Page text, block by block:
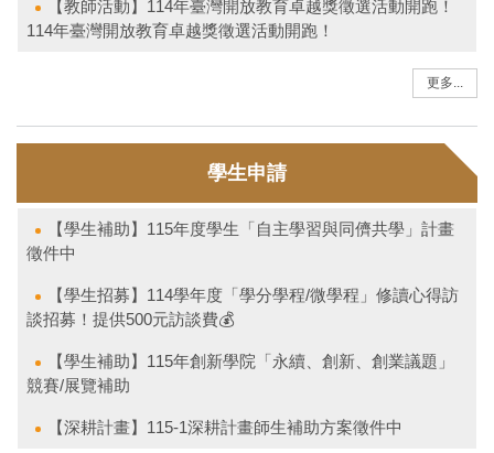
【教師、學生補助】114-2深耕計畫師生補助方案說明會
【教師活動】114年臺灣開放教育卓越獎徵選活動開跑！
更多...
學生申請
【學生補助】115年度學生「自主學習與同儕共學」計畫
徵件中
【學生招募】114學年度「學分學程/微學程」修讀心得訪
談招募！提供500元訪談費💰
【學生補助】115年創新學院「永續、創新、創業議題」